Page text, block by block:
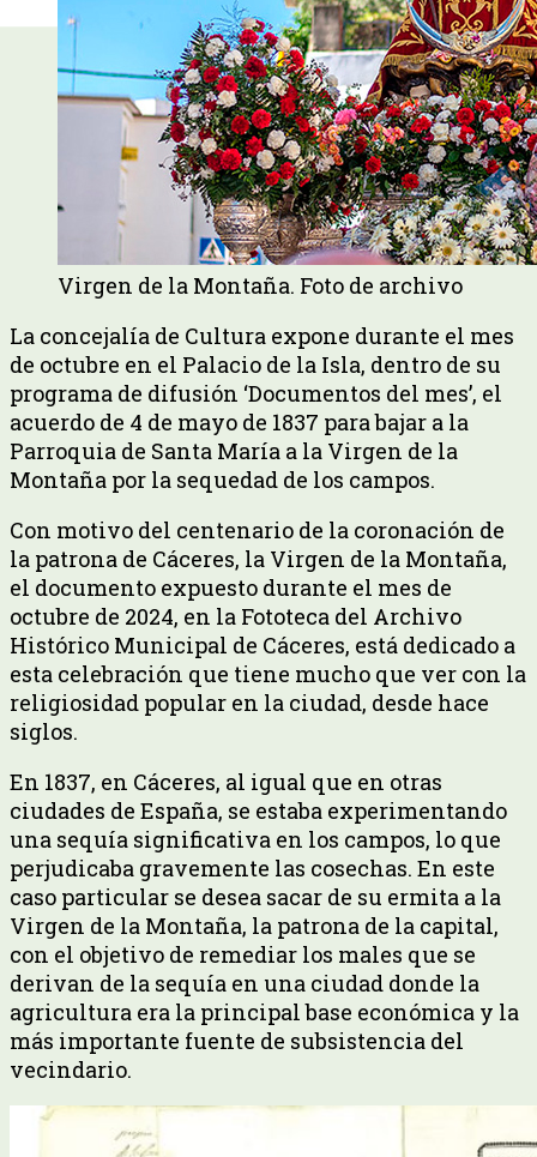
Virgen de la Montaña. Foto de archivo
La concejalía de Cultura expone durante el mes
de octubre en el Palacio de la Isla, dentro de su
programa de difusión ‘Documentos del mes’, el
acuerdo de 4 de mayo de 1837 para bajar a la
Parroquia de Santa María a la Virgen de la
Montaña por la sequedad de los campos.
Con motivo del centenario de la coronación de
la patrona de Cáceres, la Virgen de la Montaña,
el documento expuesto durante el mes de
octubre de 2024, en la Fototeca del Archivo
Histórico Municipal de Cáceres, está dedicado a
esta celebración que tiene mucho que ver con la
religiosidad popular en la ciudad, desde hace
siglos.
En 1837, en Cáceres, al igual que en otras
ciudades de España, se estaba experimentando
una sequía significativa en los campos, lo que
perjudicaba gravemente las cosechas. En este
caso particular se desea sacar de su ermita a la
Virgen de la Montaña, la patrona de la capital,
con el objetivo de remediar los males que se
derivan de la sequía en una ciudad donde la
agricultura era la principal base económica y la
más importante fuente de subsistencia del
vecindario.